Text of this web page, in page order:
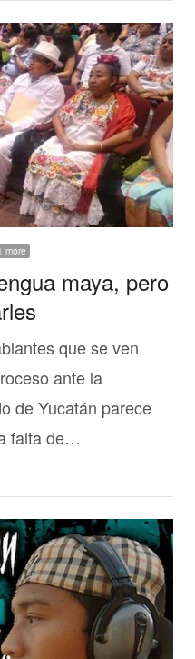
more
maya, pero
que se ven
ante la
de Yucatán parece
falta de…